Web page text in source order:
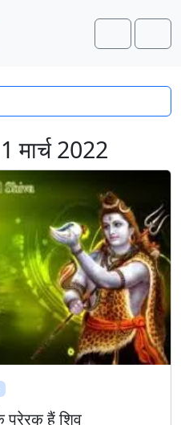
Search
मार्च 2022
प्रेरक हैं शिव